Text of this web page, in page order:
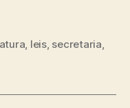
, leis, secretaria,